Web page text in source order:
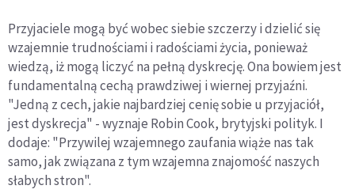
Przyjaciele mogą być wobec siebie szczerzy i dzielić się
wzajemnie trudnościami i radościami życia, ponieważ
wiedzą, iż mogą liczyć na pełną dyskrecję. Ona bowiem jest
fundamentalną cechą prawdziwej i wiernej przyjaźni.
"Jedną z cech, jakie najbardziej cenię sobie u przyjaciół,
jest dyskrecja" - wyznaje Robin Cook, brytyjski polityk. I
dodaje: "Przywilej wzajemnego zaufania wiąże nas tak
samo, jak związana z tym wzajemna znajomość naszych
słabych stron".